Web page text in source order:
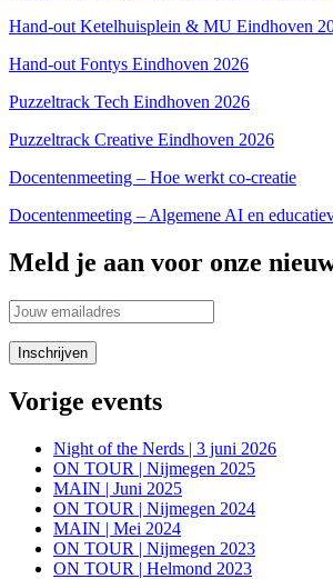
Hand-out Ketelhuisplein & MU Eindhoven
Hand-out Fontys Eindhoven 2026
Puzzeltrack Tech Eindhoven 2026
Puzzeltrack Creative Eindhoven 2026
Docentenmeeting – Hoe werkt co-creatie
Docentenmeeting – Algemene AI en
Meld je aan voor onze
Vorige events
Night of the Nerds | 3 juni 2026
ON TOUR | Nijmegen 2025
MAIN | Juni 2025
ON TOUR | Nijmegen 2024
MAIN | Mei 2024
ON TOUR | Nijmegen 2023
ON TOUR | Helmond 2023